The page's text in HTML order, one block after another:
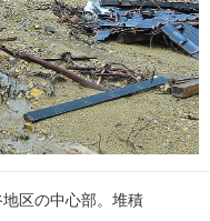
区の中心部。堆積